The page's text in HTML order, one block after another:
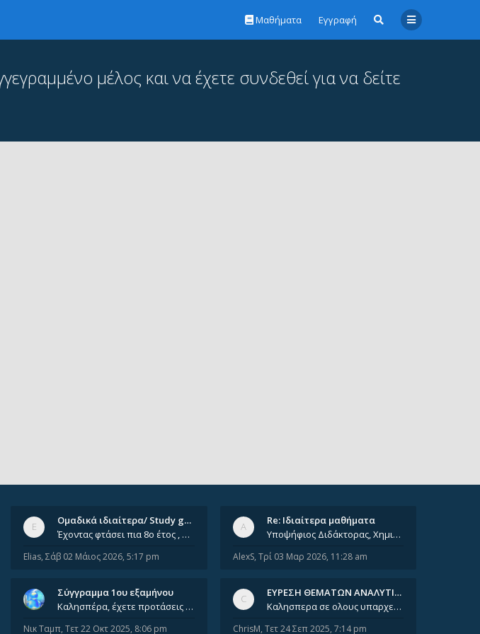
Μαθήματα Εγγραφή
μέλος και να έχετε συνδεθεί για να δείτε
Ομαδικά ιδιαίτερα/ Study group
Έχοντας φτάσει πια 8ο έτος , χρωστώντας ακόμη πολλά και χωρίς καμία όρεξη ούτε να διαβάσω μόνος μου ούτε να παρακολουθήσ
Elias, Σάβ 02 Μάιος 2026, 5:17 pm
Re: Ιδιαίτερα μαθήματα
Υποψήφιος Διδάκτορας, Χημικός Μηχανικός ΕΜΠ Παραδίδω ιδιαίτερα μαθήματα μέσης και ανώτατης εκπαίδευσης σε θετικές και τε
AlexS, Τρί 03 Μαρ 2026, 11:28 am
Σύγγραμμα 1ου εξαμήνου
Καλησπέρα, έχετε προτάσεις για συγγράμματα της ανόργανης χημείας? Είμαι ανάμεσα σε Λιοδάκη, Chung και Atkins
Νικ Ταμπ, Τετ 22 Οκτ 2025, 8:06 pm
ΕΥΡΕΣΗ ΘΕΜΑΤΩΝ ΑΝΑΛΥΤΙΚΗΣ 202…
Καλησπερα σε ολους υπαρχει κανεις με θεματα απο τις εξετασεις του ιουνιου και σεπτεμβρίου για την αναλυτικη χημεια
ChrisM, Τετ 24 Σεπ 2025, 7:14 pm